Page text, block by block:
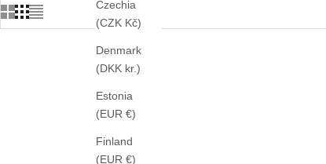
Czechia
(CZK Kč)
Denmark
(DKK kr.)
Estonia
(EUR €)
Finland
(EUR €)